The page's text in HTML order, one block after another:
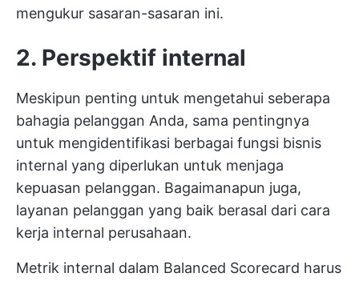
mengukur sasaran-sasaran ini.
2. Perspektif internal
Meskipun penting untuk mengetahui seberapa
bahagia pelanggan Anda, sama pentingnya
untuk mengidentifikasi berbagai fungsi bisnis
internal yang diperlukan untuk menjaga
kepuasan pelanggan. Bagaimanapun juga,
layanan pelanggan yang baik berasal dari cara
kerja internal perusahaan.
Metrik internal dalam Balanced Scorecard harus